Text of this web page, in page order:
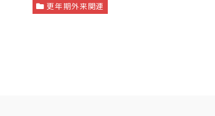
更年期外来関連